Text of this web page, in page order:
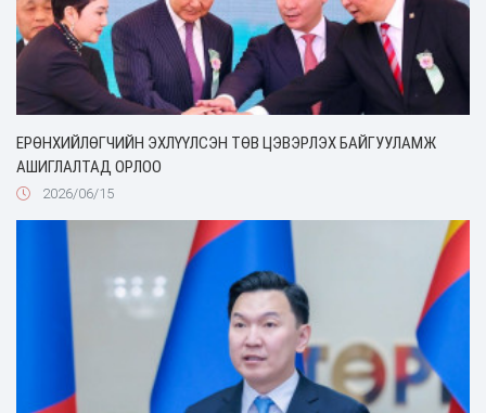
ЕРӨНХИЙЛӨГЧИЙН ЭХЛҮҮЛСЭН ТӨВ ЦЭВЭРЛЭХ БАЙГУУЛАМЖ
АШИГЛАЛТАД ОРЛОО
2026/06/15